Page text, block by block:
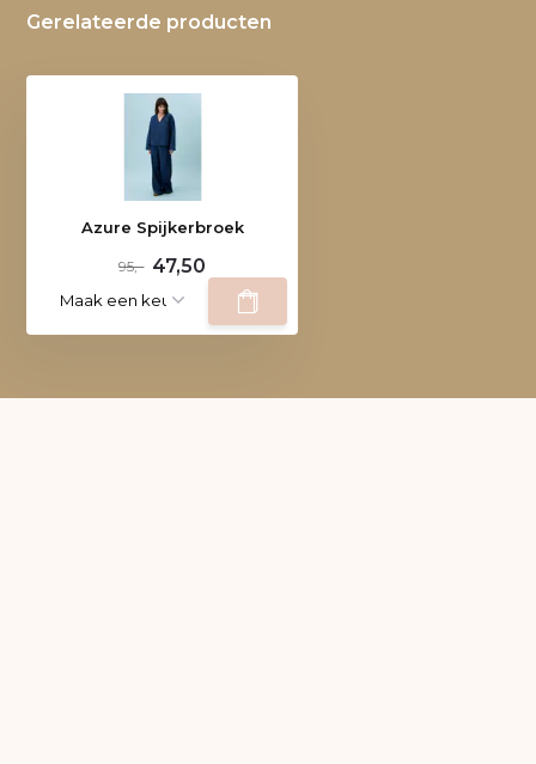
Gerelateerde producten
Azure Spijkerbroek
95,- 47,50